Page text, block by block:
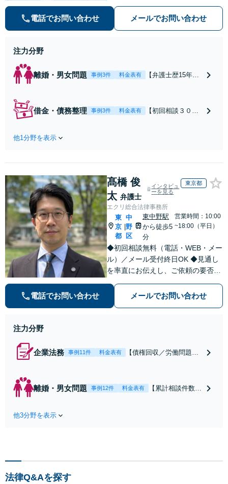
【子連れ相談】【完全個室相談】
【休日・夜間対応可】【本通駅5
電話でお問い合わせ メールでお問い合わせ
注力分野
離婚・男女問題 事例3件 料金表有
【弁護士歴15年以
家や住宅ローンを
アドバイスやサポ
ートも【完全個
室】【子連れ相談
可】【本通駅5分】
借金・債務整理 事例3件 料金表有
【初回相談３０分
はまずご相談くだ
任意整理・個人再
生・各種ガイドラ
インに基づく債務
整理手続等の流れ
をご説明し、より
良い解決を目指し
ます。
他1分野を表示
髙橋 俊
太 弁護士
インタビュ
ーを見る
東京都
エクリ総合法律事務所
東
京
都
中
野
区
東中野駅
から徒歩5
分
営業時間：10:00
~18:00（平日）
◆初回相談無料（電話・WEB・メー
ル）／メール受付終日OK ◆見通し
を率直にお伝えし、ご依頼の要否も
解決まで弁護士本人が一貫してスピ
ーディーに対応いたします。 ◆累計
電話でお問い合わせ メールでお問い合わせ
注力分野
企業法務 事例11件 料金表有
【債権回収／労働問題／
のトラブル・会社内のト
ラブルなど、事後の解決
離婚・男女問題 事例12件 料金表有
【累計相談件数20
様の話を丁寧にう
他3分野を表示
法律Q&Aを探す